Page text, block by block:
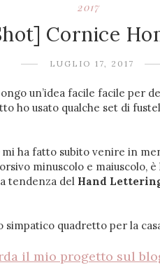
2017
Cornice
LUGLIO 17, 2017
un’idea facile facile per
ho usato qualche set di
mi ha fatto subito venire in
minuscolo e maiuscolo,
tendenza del Hand
simpatico quadretto per la
il mio progetto sul